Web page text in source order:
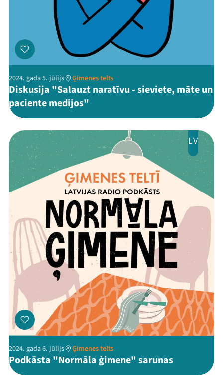
Mana programma
Festivāls
Programma
Viņi bija LAMPĀ 2026
Jaunumi
Ziedo
Veikals
Kontakti
ThreadsFacebookYoutube
X Instagram
Flick TikTok
2024. gada 5. jūlijs Ģimenes telts
Diskusija "Salauzt naratīvu - sieviete, māte un
paciente medijos"
LV
2024. gada 6. jūlijs Ģimenes telts
Podkāsta "Normāla ģimene" sarunas